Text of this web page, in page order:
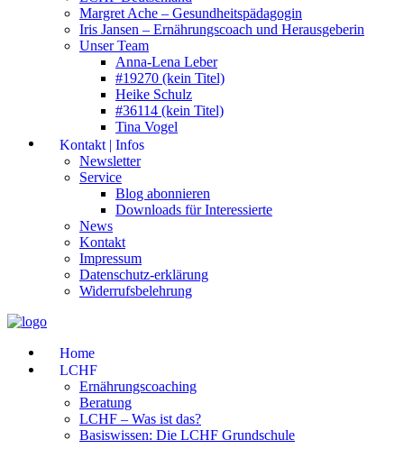
Margret Ache – Gesundheitspädagogin
Iris Jansen – Ernährungscoach und Herausgeberin
Unser Team
Anna-Lena Leber
#19270 (kein Titel)
Heike Schulz
#36114 (kein Titel)
Tina Vogel
Kontakt | Infos
Newsletter
Service
Blog abonnieren
Downloads für Interessierte
News
Kontakt
Impressum
Datenschutz-erklärung
Widerrufsbelehrung
Home
LCHF
Ernährungscoaching
Beratung
LCHF – Was ist das?
Basiswissen: Die LCHF Grundschule